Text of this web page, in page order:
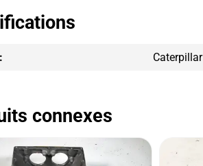
Caterpillar
connexes